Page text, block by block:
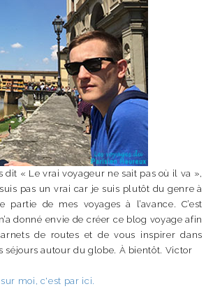
dit « Le vrai voyageur ne sait pas où il va »,
suis pas un vrai car je suis plutôt du genre à
partie de mes voyages à l’avance. C’est
donné envie de créer ce blog voyage afin
de routes et de vous inspirer dans
séjours autour du globe. À bientôt. Victor
moi, c'est par ici.